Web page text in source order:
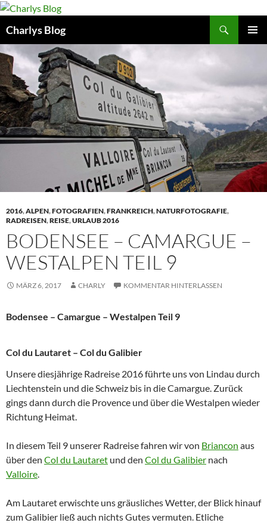
Zum
springen
Charlys Blog
2016,ALPEN,FOTOGRAFIEN,FRANKREICH,NATURFOTOGRAFIE,
RADREISEN,REISE,URLAUB 2016
BODENSEE – CAMARGUE –
WESTALPEN TEIL 9
MÄRZ 6, 2017 CHARLY KOMMENTAR HINTERLASSEN
Bodensee – Camargue – Westalpen Teil 9
Col du Lautaret – Col du Galibier
Unsere diesjährige Radreise 2016 führte uns von Lindau durch
Liechtenstein und die Schweiz bis in die Camargue. Zurück
gings dann durch die Provence und über die Westalpen wieder
Richtung Heimat.
In diesem Teil 9 unserer Radreise fahren wir von Briancon aus
über den Col du Lautaret und den Col du Galibier nach
Valloire.
Am Lautaret erwischte uns gräusliches Wetter, der Blick hinauf
zum Galibier ließ auch nichts Gutes vermuten. Etliche